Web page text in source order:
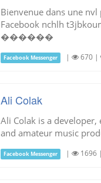
Bienvenue dans une nvl
Facebook nchlh
������
Facebook Messenger | 670 |
Ali Colak
Ali Colak is a developer,
and amateur music
Facebook Messenger | 1696